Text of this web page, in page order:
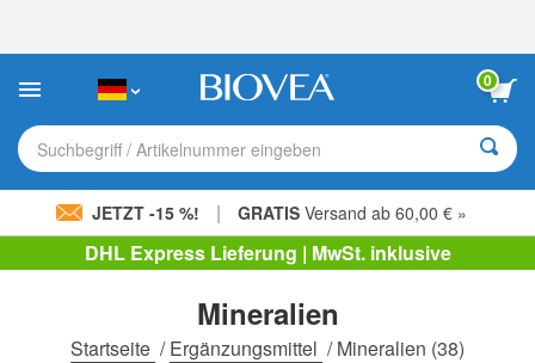
Sie:
Website
ein
Barrierefreiheitssystem.
0
Suchbegriff / Artikelnummer eingeben
JETZT -15 %! | GRATIS Versand ab 60,00 € »
DHL Express Lieferung | MwSt. inklusive
Mineralien
Startseite /Ergänzungsmittel /Mineralien (38)